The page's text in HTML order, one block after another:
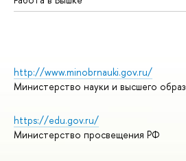
http://www.minobrnauki.gov.ru/
Министерство науки и высшего
https://edu.gov.ru/
Министерство просвещения РФ